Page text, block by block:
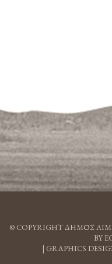
© COPYRIGHT ΔΗΜΟΣ
BY
| GRAPHICS